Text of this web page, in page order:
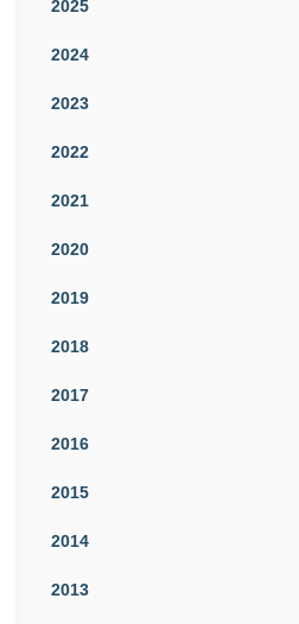
2025
2024
2023
2022
2021
2020
2019
2018
2017
2016
2015
2014
2013